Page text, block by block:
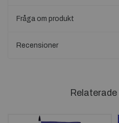
Fråga om produkt
Recensioner